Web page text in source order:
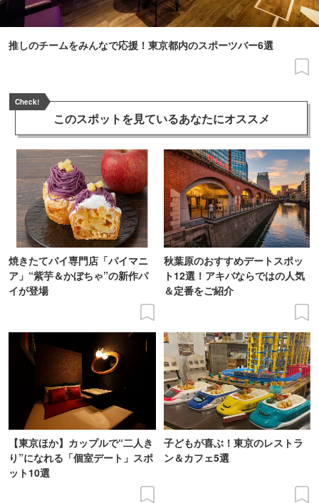
推しのチームをみんなで応援！東京都内のスポーツバー6選
Check!
このスポットを見ているあなたにオススメ
焼きたてパイ専門店「パイマニ
ア」“紫芋＆かぼちゃ”の新作パ
イが登場
秋葉原のおすすめデートスポッ
ト12選！アキバならではの人気
＆定番をご紹介
【東京ほか】カップルで“二人き
り”になれる「個室デート」スポ
ット10選
子どもが喜ぶ！東京のレストラ
ン＆カフェ5選